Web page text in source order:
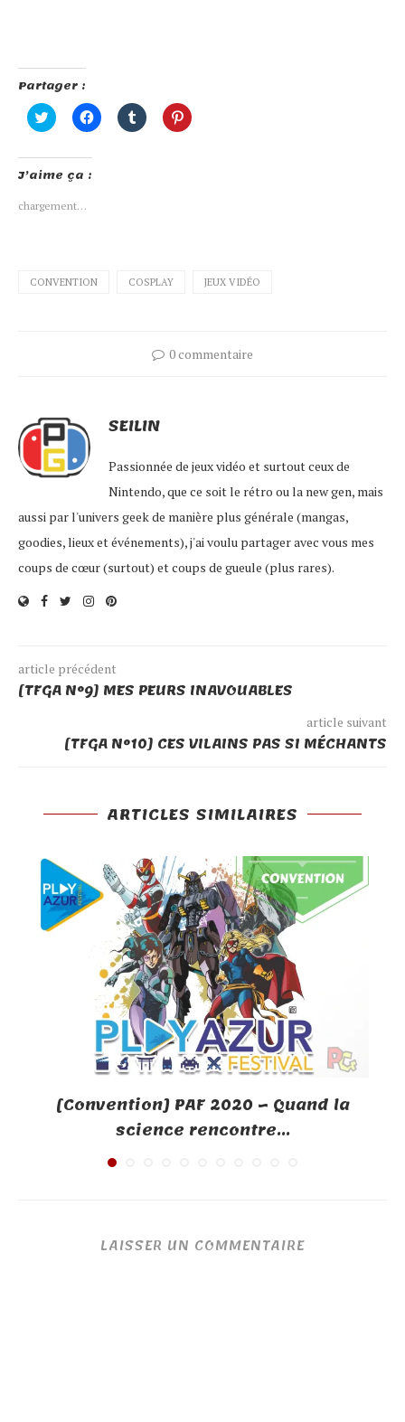
Partager :
Cliquez
pour
Twitter(ouvre
dans
une
fenêtre)
Cliquez
pour
Cliquez
pour
Cliquez
pour
J’aime ça :
chargement…
CONVENTION COSPLAY JEUX VIDÉO
0 commentaire
SEILIN
Passionnée de jeux vidéo et surtout ceux de
Nintendo, que ce soit le rétro ou la new gen, mais
aussi par l'univers geek de manière plus générale (mangas,
goodies, lieux et événements), j'ai voulu partager avec vous mes
coups de cœur (surtout) et coups de gueule (plus rares).
article précédent
[TFGA N°9] MES PEURS INAVOUABLES
article suivant
[TFGA N°10] CES VILAINS PAS SI MÉCHANTS
ARTICLES SIMILAIRES
[Convention] PAF 2020 – Quand la
science rencontre...
LAISSER UN COMMENTAIRE